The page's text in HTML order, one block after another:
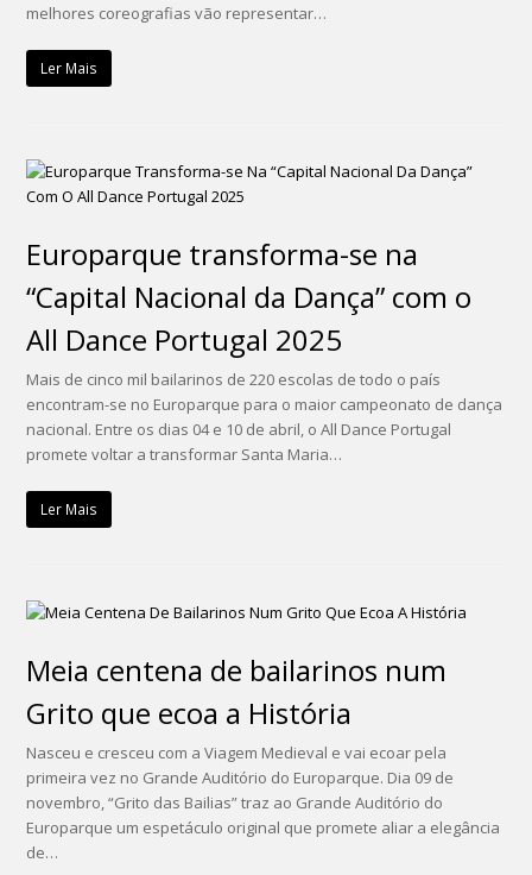
melhores coreografias vão representar…
Ler Mais
Europarque transforma-se na
“Capital Nacional da Dança” com o
All Dance Portugal 2025
​Mais de cinco mil bailarinos de 220 escolas de todo o país
encontram-se no Europarque para o maior campeonato de dança
nacional. Entre os dias 04 e 10 de abril, o All Dance Portugal
promete voltar a transformar Santa Maria…
Ler Mais
Meia centena de bailarinos num
Grito que ecoa a História
Nasceu e cresceu com a Viagem Medieval e vai ecoar pela
primeira vez no Grande Auditório do Europarque. Dia 09 de
novembro, “Grito das Bailias” traz ao Grande Auditório do
Europarque um espetáculo original que promete aliar a elegância
de…